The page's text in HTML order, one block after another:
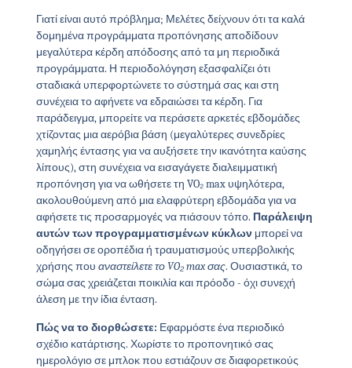
Γιατί είναι αυτό πρόβλημα; Μελέτες δείχνουν ότι τα καλά
δομημένα προγράμματα προπόνησης αποδίδουν
μεγαλύτερα κέρδη απόδοσης από τα μη περιοδικά
προγράμματα. Η περιοδολόγηση εξασφαλίζει ότι
σταδιακά υπερφορτώνετε το σύστημά σας και στη
συνέχεια το αφήνετε να εδραιώσει τα κέρδη. Για
παράδειγμα, μπορείτε να περάσετε αρκετές εβδομάδες
χτίζοντας μια αερόβια βάση (μεγαλύτερες συνεδρίες
χαμηλής έντασης για να αυξήσετε την ικανότητα καύσης
λίπους), στη συνέχεια να εισαγάγετε διαλειμματική
προπόνηση για να ωθήσετε τη VO₂ max υψηλότερα,
ακολουθούμενη από μια ελαφρύτερη εβδομάδα για να
αφήσετε τις προσαρμογές να πιάσουν τόπο. Παράλειψη
αυτών των προγραμματισμένων κύκλωνμπορεί να
οδηγήσει σε οροπέδια ή τραυματισμούς υπερβολικής
χρήσης που αναστείλετε το VO₂ max σας. Ουσιαστικά, το
σώμα σας χρειάζεται ποικιλία και πρόοδο - όχι συνεχή
άλεση με την ίδια ένταση.
Πώς να το διορθώσετε: Εφαρμόστε ένα περιοδικό
σχέδιο κατάρτισης. Χωρίστε το προπονητικό σας
ημερολόγιο σε μπλοκ που εστιάζουν σε διαφορετικούς